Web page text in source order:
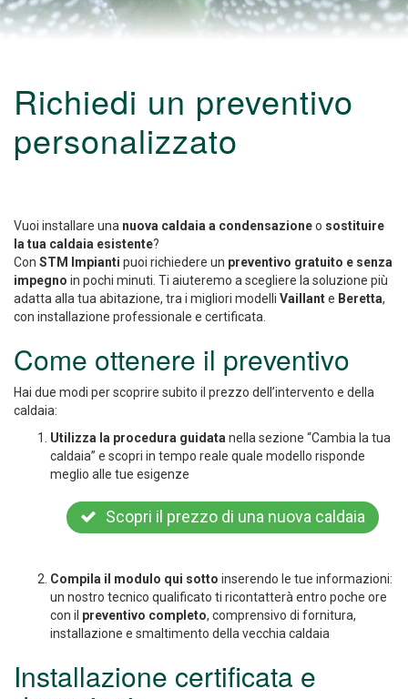
Richiedi un preventivo
personalizzato
Vuoi installare una nuova caldaia a condensazioneo sostituire
la tua caldaia esistente?
Con STM Impianti puoi richiedere un preventivo gratuito e senza
impegno in pochi minuti. Ti aiuteremo a scegliere la soluzione più
adatta alla tua abitazione, tra i migliori modelli Vaillante Beretta,
con installazione professionale e certificata.
Come ottenere il preventivo
Hai due modi per scoprire subito il prezzo dell’intervento e della
caldaia:
Utilizza la procedura guidata nella sezione “Cambia la tua
caldaia” e scopri in tempo reale quale modello risponde
meglio alle tue esigenze
Scopri il prezzo di una nuova caldaia
Compila il modulo qui sotto inserendo le tue informazioni:
un nostro tecnico qualificato ti ricontatterà entro poche ore
con il preventivo completo, comprensivo di fornitura,
installazione e smaltimento della vecchia caldaia
Installazione certificata e